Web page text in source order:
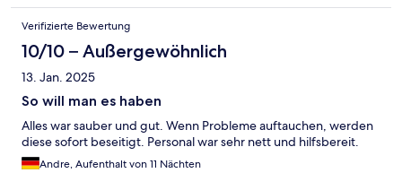
Verifizierte Bewertung
10/10 – Außergewöhnlich
13. Jan. 2025
So will man es haben
Alles war sauber und gut. Wenn Probleme auftauchen, werden
diese sofort beseitigt. Personal war sehr nett und hilfsbereit.
Andre, Aufenthalt von 11 Nächten